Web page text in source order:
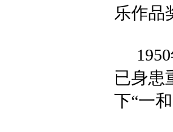
乐作品
1950
已身患
下“一